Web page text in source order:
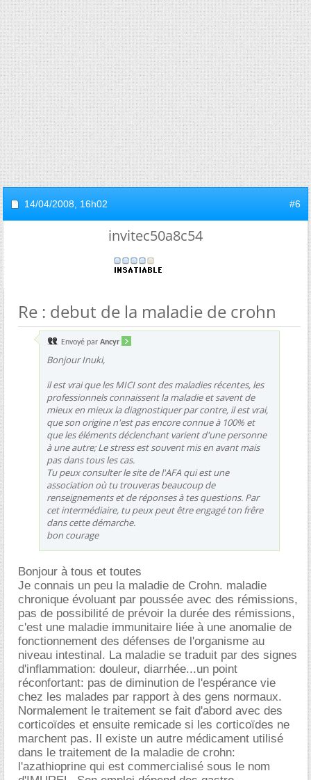
14/04/2008, 16h02 #6
invitec50a8c54
Re : debut de la maladie de crohn
Envoyé par Ancyr
Bonjour Inuki,
il est vrai que les MICI sont des maladies récentes, les
professionnels connaissent la maladie et savent de
mieux en mieux la diagnostiquer par contre, il est vrai,
que son origine n'est pas encore connue à 100% et
que les éléments déclenchant varient d'une personne
à une autre; Le stress est souvent mis en avant mais
pas dans tous les cas.
Tu peux consulter le site de l'AFA qui est une
association où tu trouveras beaucoup de
renseignements et de réponses à tes questions. Par
cet intermédiaire, tu peux peut être engagé ton frêre
dans cette démarche.
bon courage
Bonjour à tous et toutes
Je connais un peu la maladie de Crohn. maladie
chronique évoluant par poussée avec des rémissions,
pas de possibilité de prévoir la durée des rémissions,
c'est une maladie immunitaire liée à une anomalie de
fonctionnement des défenses de l'organisme au
niveau intestinal. La maladie se traduit par des signes
d'inflammation: douleur, diarrhée...un point
réconfortant: pas de diminution de l'espérance vie
chez les malades par rapport à des gens normaux.
Normalement le traitement se fait d'abord avec des
corticoïdes et ensuite remicade si les corticoïdes ne
marchent pas. Il existe un autre médicament utilisé
dans le traitement de la maladie de crohn:
l'azathioprine qui est commercialisé sous le nom